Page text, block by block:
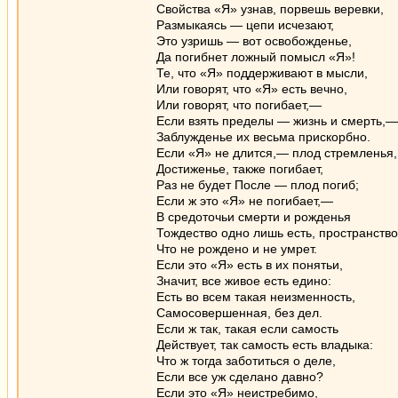
Свойства «Я» узнав, порвешь веревки,
Размыкаясь — цепи исчезают,
Это узришь — вот освобожденье,
Да погибнет ложный помысл «Я»!
Те, что «Я» поддерживают в мысли,
Или говорят, что «Я» есть вечно,
Или говорят, что погибает,—
Если взять пределы — жизнь и смерть,—
Заблужденье их весьма прискорбно.
Если «Я» не длится,— плод стремленья,
Достиженье, также погибает,
Раз не будет После — плод погиб;
Если ж это «Я» не погибает,—
В средоточьи смерти и рожденья
Тождество одно лишь есть,
Что не рождено и не умрет.
Если это «Я» есть в их понятьи,
Значит, все живое есть едино:
Есть во всем такая неизменность,
Самосовершенная, без дел.
Если ж так, такая если самость
Действует, так самость есть владыка:
Что ж тогда заботиться о деле,
Если все уж сделано давно?
Если это «Я» неистребимо,